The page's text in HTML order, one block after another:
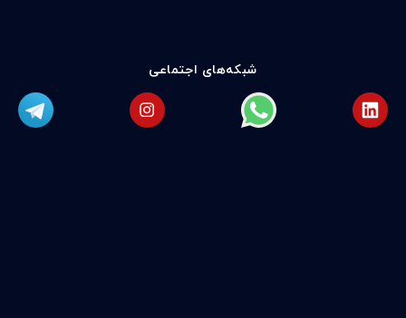
شبکه‌های اجتماعی